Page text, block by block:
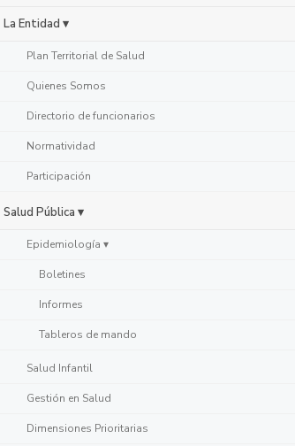
La Entidad ▾
Plan Territorial de Salud
Quienes Somos
Directorio de funcionarios
Normatividad
Participación
Salud Pública ▾
Epidemiología ▾
Boletines
Informes
Tableros de mando
Salud Infantil
Gestión en Salud
Dimensiones Prioritarias